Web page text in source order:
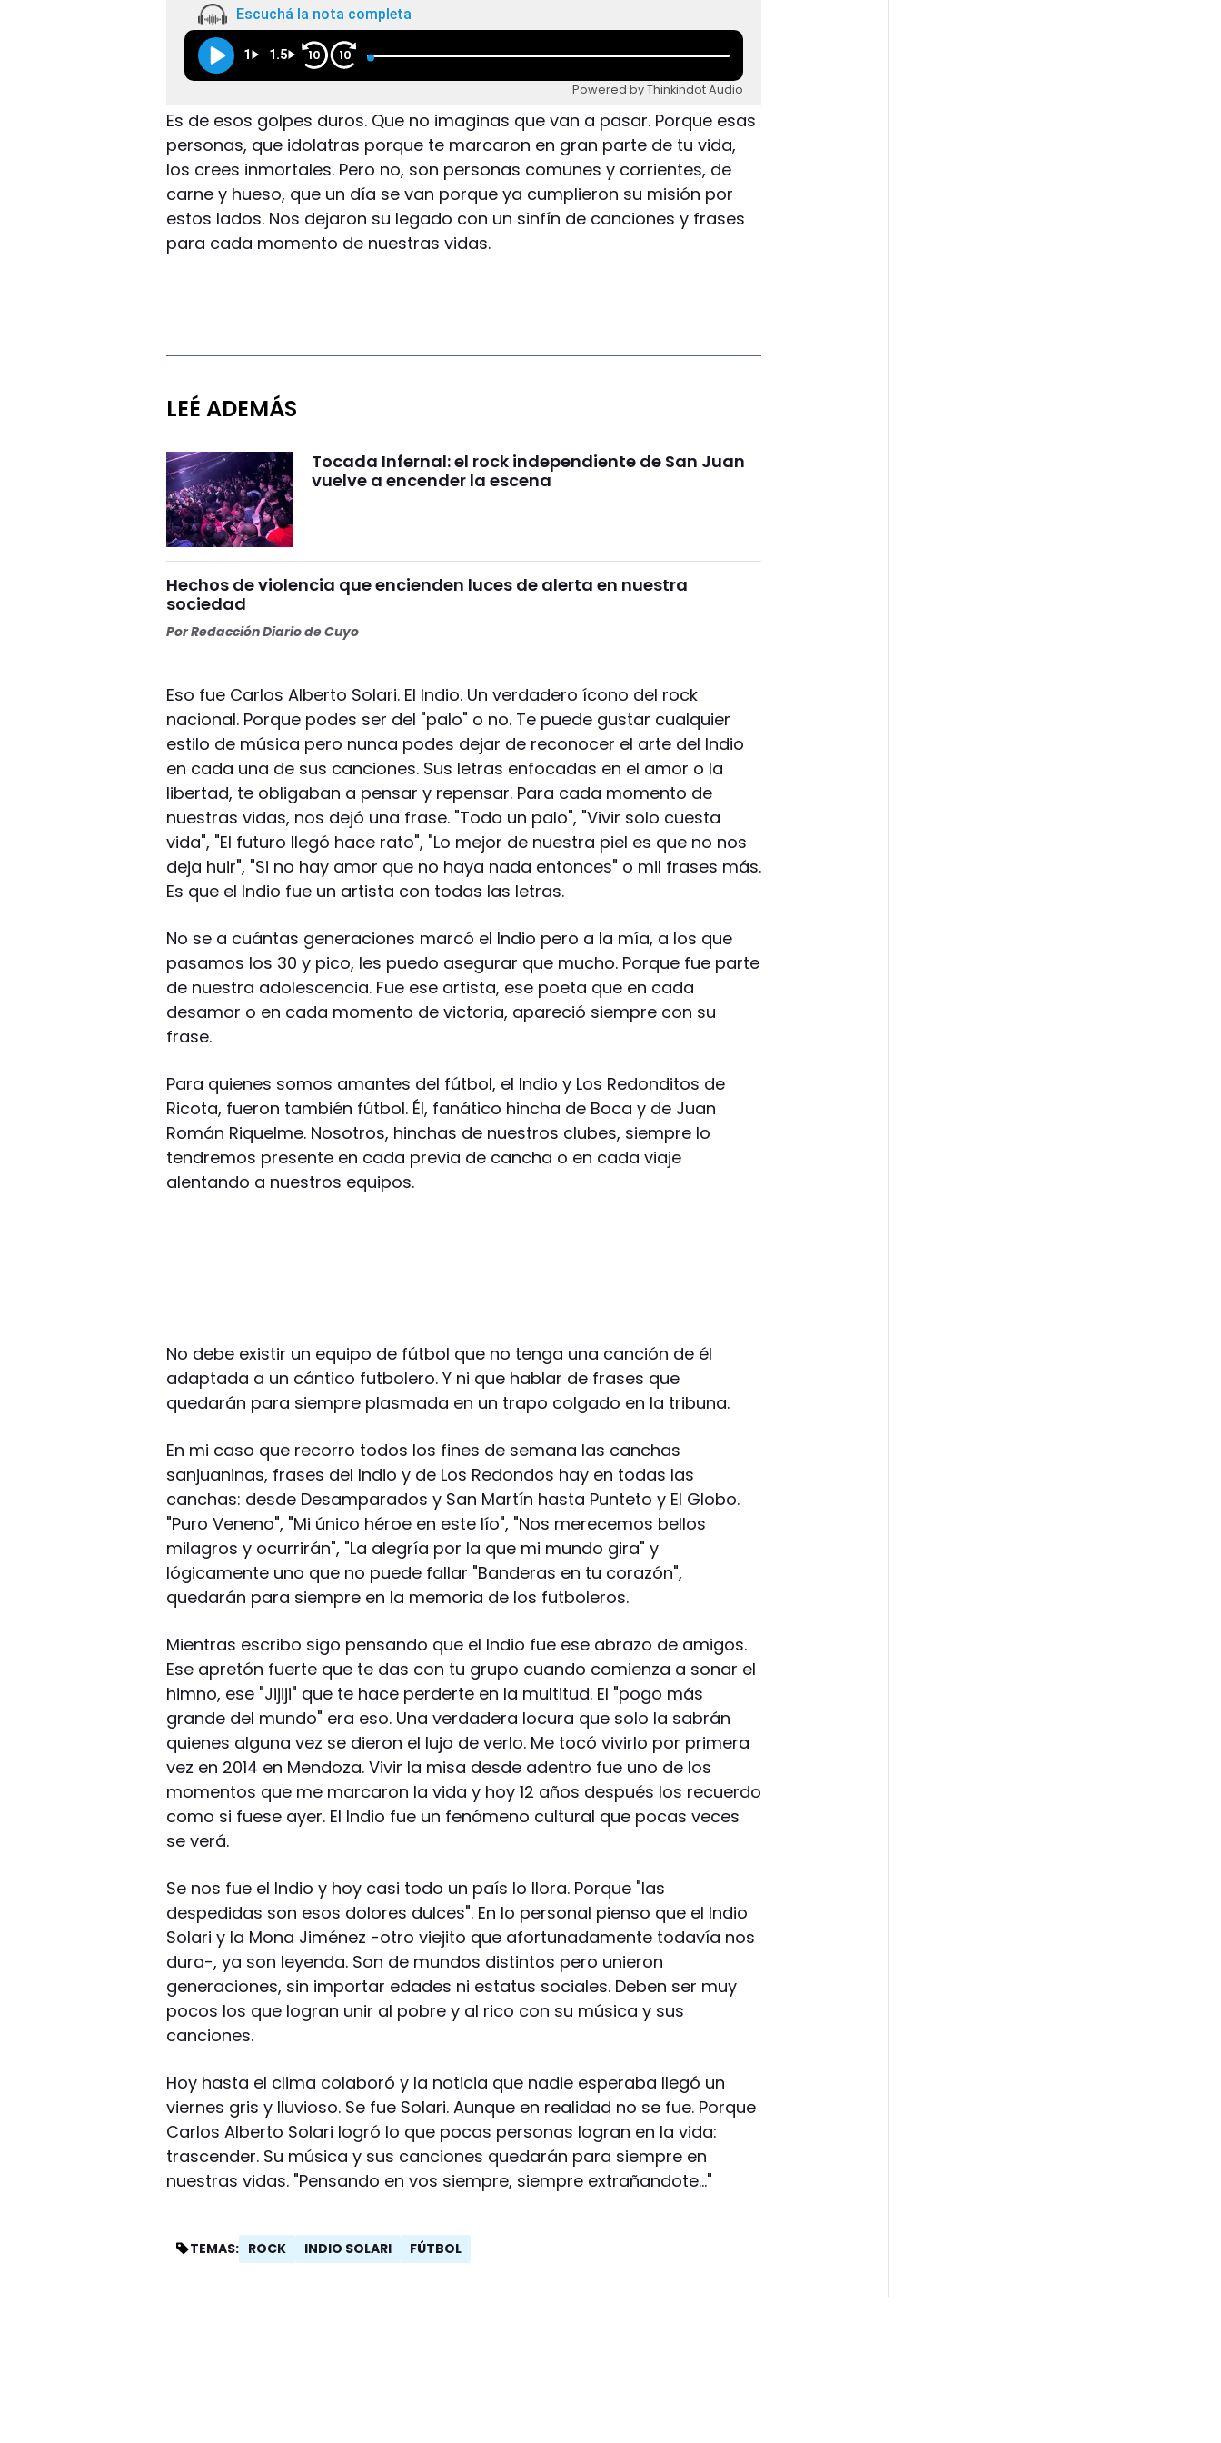
Escuchá la nota completa
1 1.5 10 10
Powered by Thinkindot Audio
Es de esos golpes duros. Que no imaginas que van a pasar. Porque esas
personas, que idolatras porque te marcaron en gran parte de tu vida,
los crees inmortales. Pero no, son personas comunes y corrientes, de
carne y hueso, que un día se van porque ya cumplieron su misión por
estos lados. Nos dejaron su legado con un sinfín de canciones y frases
para cada momento de nuestras vidas.
LEÉ ADEMÁS
Tocada Infernal: el rock independiente de San Juan
vuelve a encender la escena
Hechos de violencia que encienden luces de alerta en nuestra
sociedad
PorRedacción Diario de Cuyo
Eso fue Carlos Alberto Solari. El Indio. Un verdadero ícono del rock
nacional. Porque podes ser del "palo" o no. Te puede gustar cualquier
estilo de música pero nunca podes dejar de reconocer el arte del Indio
en cada una de sus canciones. Sus letras enfocadas en el amor o la
libertad, te obligaban a pensar y repensar. Para cada momento de
nuestras vidas, nos dejó una frase. "Todo un palo", "Vivir solo cuesta
vida", "El futuro llegó hace rato", "Lo mejor de nuestra piel es que no nos
deja huir", "Si no hay amor que no haya nada entonces" o mil frases más.
Es que el Indio fue un artista con todas las letras.
No se a cuántas generaciones marcó el Indio pero a la mía, a los que
pasamos los 30 y pico, les puedo asegurar que mucho. Porque fue parte
de nuestra adolescencia. Fue ese artista, ese poeta que en cada
desamor o en cada momento de victoria, apareció siempre con su
frase.
Para quienes somos amantes del fútbol, el Indio y Los Redonditos de
Ricota, fueron también fútbol. Él, fanático hincha de Boca y de Juan
Román Riquelme. Nosotros, hinchas de nuestros clubes, siempre lo
tendremos presente en cada previa de cancha o en cada viaje
alentando a nuestros equipos.
No debe existir un equipo de fútbol que no tenga una canción de él
adaptada a un cántico futbolero. Y ni que hablar de frases que
quedarán para siempre plasmada en un trapo colgado en la tribuna.
En mi caso que recorro todos los fines de semana las canchas
sanjuaninas, frases del Indio y de Los Redondos hay en todas las
canchas: desde Desamparados y San Martín hasta Punteto y El Globo.
"Puro Veneno", "Mi único héroe en este lío", "Nos merecemos bellos
milagros y ocurrirán", "La alegría por la que mi mundo gira" y
lógicamente uno que no puede fallar "Banderas en tu corazón",
quedarán para siempre en la memoria de los futboleros.
Mientras escribo sigo pensando que el Indio fue ese abrazo de amigos.
Ese apretón fuerte que te das con tu grupo cuando comienza a sonar el
himno, ese "Jijiji" que te hace perderte en la multitud. El "pogo más
grande del mundo" era eso. Una verdadera locura que solo la sabrán
quienes alguna vez se dieron el lujo de verlo. Me tocó vivirlo por primera
vez en 2014 en Mendoza. Vivir la misa desde adentro fue uno de los
momentos que me marcaron la vida y hoy 12 años después los recuerdo
como si fuese ayer. El Indio fue un fenómeno cultural que pocas veces
se verá.
Se nos fue el Indio y hoy casi todo un país lo llora. Porque "las
despedidas son esos dolores dulces". En lo personal pienso que el Indio
Solari y la Mona Jiménez -otro viejito que afortunadamente todavía nos
dura-, ya son leyenda. Son de mundos distintos pero unieron
generaciones, sin importar edades ni estatus sociales. Deben ser muy
pocos los que logran unir al pobre y al rico con su música y sus
canciones.
Hoy hasta el clima colaboró y la noticia que nadie esperaba llegó un
viernes gris y lluvioso. Se fue Solari. Aunque en realidad no se fue. Porque
Carlos Alberto Solari logró lo que pocas personas logran en la vida:
trascender. Su música y sus canciones quedarán para siempre en
nuestras vidas. "Pensando en vos siempre, siempre extrañandote..."
TEMAS: ROCK INDIO SOLARI FÚTBOL